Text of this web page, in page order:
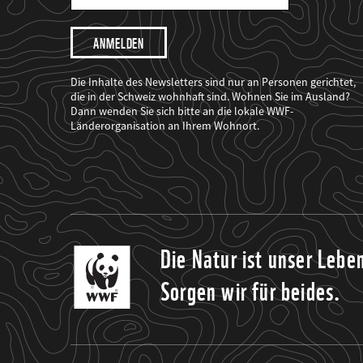
Mail
Adresse
Ich
möchte,
dass
der
WWF
mich
über
seine
Projekte
informiert.
Die Inhalte des Newsletters sind nur an Personen gerichtet,
die in der Schweiz wohnhaft sind. Wohnen Sie im Ausland?
Dann wenden Sie sich bitte an die lokale WWF-
Länderorganisation an Ihrem Wohnort.
Die Natur ist unser
Sorgen wir für beides.